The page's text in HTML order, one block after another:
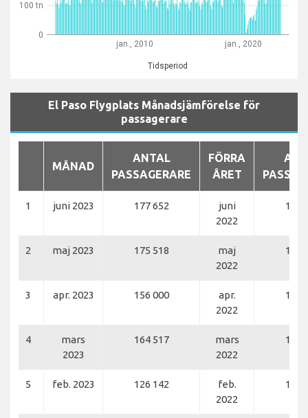
jan., 2010 jan., 2020
Tidsperiod
0
100 tn
El Paso Flygplats Månadsjämförelse för
passagerare
MÅNAD
ANTAL
PASSAGERARE
FÖRRA
ÅRET
1 juni 2023 177 652
juni
2022
170
2 maj 2023 175 518
maj
2022
166
3 apr. 2023 156 000
apr.
2022
148
4
mars
2023
164 517
mars
2022
144
5 feb. 2023 126 142
feb.
2022
108